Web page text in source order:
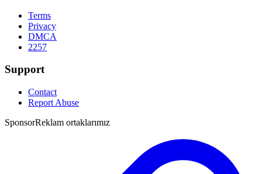
Terms
Privacy
DMCA
2257
Support
Contact
Report Abuse
SponsorReklam ortaklarımız